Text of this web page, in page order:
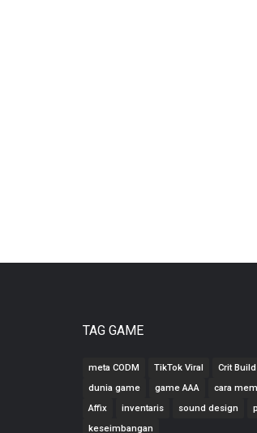
TAG GAME
meta CODM TikTok Viral Crit Build
dunia game
game AAA cara
Affix
inventaris sound design
keseimbangan